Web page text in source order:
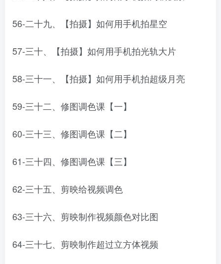
56-二十九、【拍摄】如何用手机拍星空
57-三十、【拍摄】如何用手机拍光轨大片
58-三十一、【拍摄】如何用手机拍超级月亮
59-三十二、修图调色课【一】
60-三十三、修图调色课【二】
61-三十四、修图调色课【三】
62-三十五、剪映给视频调色
63-三十六、剪映制作视频颜色对比图
64-三十七、剪映制作超过立方体视频